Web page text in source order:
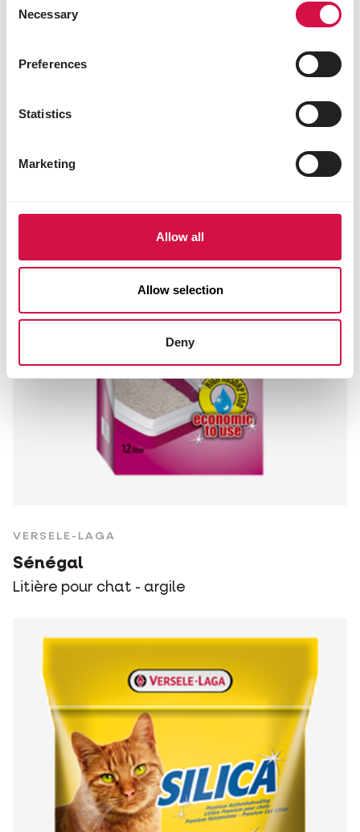
Selection
Necessary
Preferences
Statistics
Marketing
Allow all
Allow selection
Deny
VERSELE-LAGA
Litière pour chat - copeaux de bois
VERSELE-LAGA
Sénégal
Litière pour chat - argile